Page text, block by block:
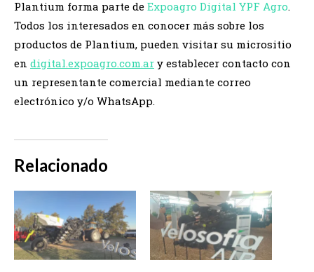
Plantium forma parte de Expoagro Digital YPF Agro.
Todos los interesados en conocer más sobre los
productos de Plantium, pueden visitar su micrositio
en digital.expoagro.com.ar y establecer contacto con
un representante comercial mediante correo
electrónico y/o WhatsApp.
Relacionado